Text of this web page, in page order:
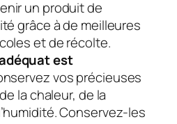
un produit de
grâce à de meilleures
et de récolte.
est
vos précieuses
la chaleur, de la
Conservez-les